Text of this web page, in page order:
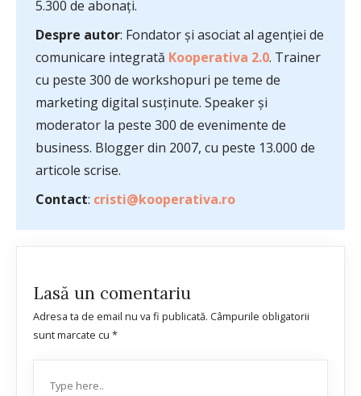
5.300 de abonați.
Despre autor: Fondator și asociat al agenției de
comunicare integrată Kooperativa 2.0. Trainer
cu peste 300 de workshopuri pe teme de
marketing digital susținute. Speaker și
moderator la peste 300 de evenimente de
business. Blogger din 2007, cu peste 13.000 de
articole scrise.
Contact: cristi@kooperativa.ro
Lasă un comentariu
Adresa ta de email nu va fi publicată. Câmpurile obligatorii
sunt marcate cu *